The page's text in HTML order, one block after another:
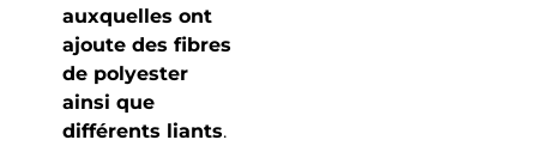
auxquelles ont
ajoute des fibres
de polyester
ainsi que
différents liants.